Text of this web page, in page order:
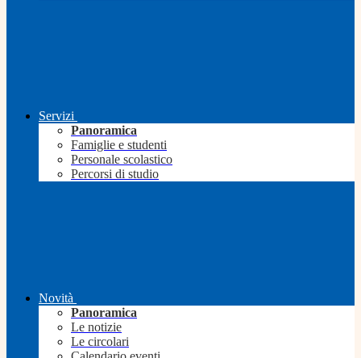
Servizi
Panoramica
Famiglie e studenti
Personale scolastico
Percorsi di studio
Novità
Panoramica
Le notizie
Le circolari